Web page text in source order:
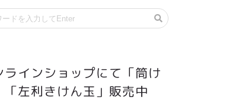
ラインショップにて「筒け
「左利きけん玉」販売中